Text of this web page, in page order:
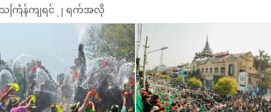
င်္ကြန်ကျရင် ၂ ရက်အလို